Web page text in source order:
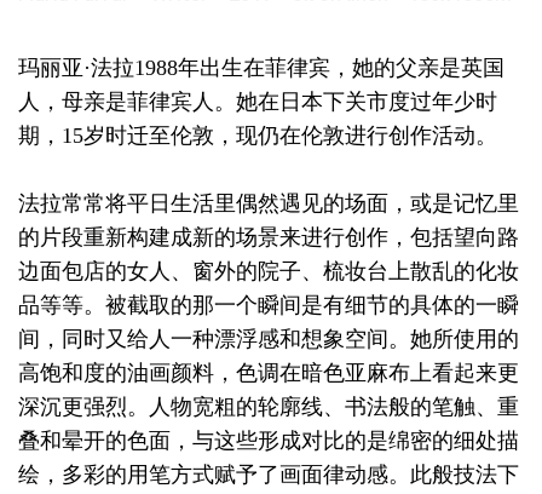
玛丽亚·法拉1988年出生在菲律宾，她的父亲是英国
人，母亲是菲律宾人。她在日本下关市度过年少时
期，15岁时迁至伦敦，现仍在伦敦进行创作活动。
法拉常常将平日生活里偶然遇见的场面，或是记忆里
的片段重新构建成新的场景来进行创作，包括望向路
边面包店的女人、窗外的院子、梳妆台上散乱的化妆
品等等。被截取的那一个瞬间是有细节的具体的一瞬
间，同时又给人一种漂浮感和想象空间。她所使用的
高饱和度的油画颜料，色调在暗色亚麻布上看起来更
深沉更强烈。人物宽粗的轮廓线、书法般的笔触、重
叠和晕开的色面，与这些形成对比的是绵密的细处描
绘，多彩的用笔方式赋予了画面律动感。此般技法下